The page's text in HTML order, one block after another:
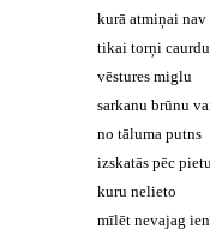
kurā atmiņai
tikai torņi
vēstures miglu
sarkanu brūnu
no tāluma putns
izskatās pēc
kuru nelieto
mīlēt nevajag